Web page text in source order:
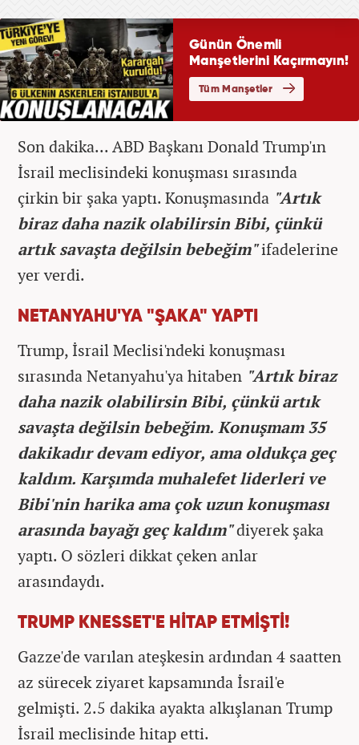
Son dakika... ABD Başkanı Donald Trump'ın
İsrail meclisindeki konuşması sırasında
çirkin bir şaka yaptı. Konuşmasında "Artık
biraz daha nazik olabilirsin Bibi, çünkü
artık savaşta değilsin bebeğim"ifadelerine
yer verdi.
NETANYAHU'YA "ŞAKA" YAPTI
Trump, İsrail Meclisi'ndeki konuşması
sırasında Netanyahu'ya hitaben "Artık biraz
daha nazik olabilirsin Bibi, çünkü artık
savaşta değilsin bebeğim. Konuşmam 35
dakikadır devam ediyor, ama oldukça geç
kaldım. Karşımda muhalefet liderleri ve
Bibi'nin harika ama çok uzun konuşması
arasında bayağı geç kaldım"diyerek şaka
yaptı. O sözleri dikkat çeken anlar
arasındaydı.
TRUMP KNESSET'E HİTAP ETMİŞTİ!
Gazze'de varılan ateşkesin ardından 4 saatten
az sürecek ziyaret kapsamında İsrail'e
gelmişti. 2.5 dakika ayakta alkışlanan Trump
İsrail meclisinde hitap etti.